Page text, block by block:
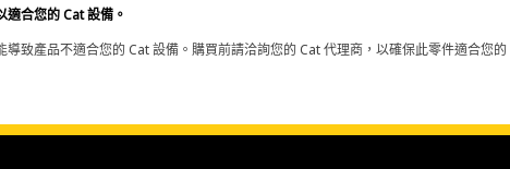
合您的 Cat 設備。
致產品不適合您的 Cat 設備。購買前請洽詢您的 Cat 代理商，以確保此零件適合您